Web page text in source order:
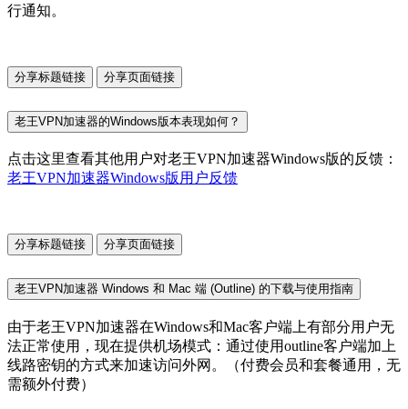
行通知。
分享标题链接 分享页面链接
老王VPN加速器的Windows版本表现如何？
点击这里查看其他用户对老王VPN加速器Windows版的反馈：
老王VPN加速器Windows版用户反馈
分享标题链接 分享页面链接
老王VPN加速器 Windows 和 Mac 端 (Outline) 的下载与使用指南
由于老王VPN加速器在Windows和Mac客户端上有部分用户无
法正常使用，现在提供机场模式：通过使用outline客户端加上
线路密钥的方式来加速访问外网。（付费会员和套餐通用，无
需额外付费）